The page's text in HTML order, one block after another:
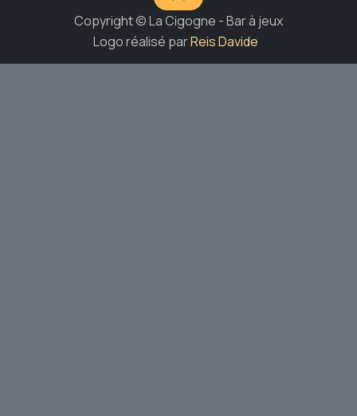
Copyright © La Cigogne - Bar à jeux
Logo réalisé parReis Davide